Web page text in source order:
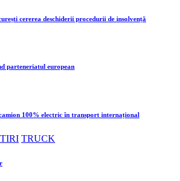
cererea deschiderii procedurii de insolvență
parteneriatul european
100% electric în transport internațional
TRUCK